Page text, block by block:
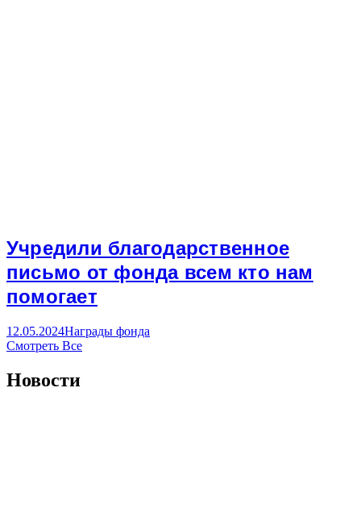
Учредили благодарственное
письмо от фонда всем кто нам
помогает
12.05.2024Награды фонда
Смотреть Все
Новости